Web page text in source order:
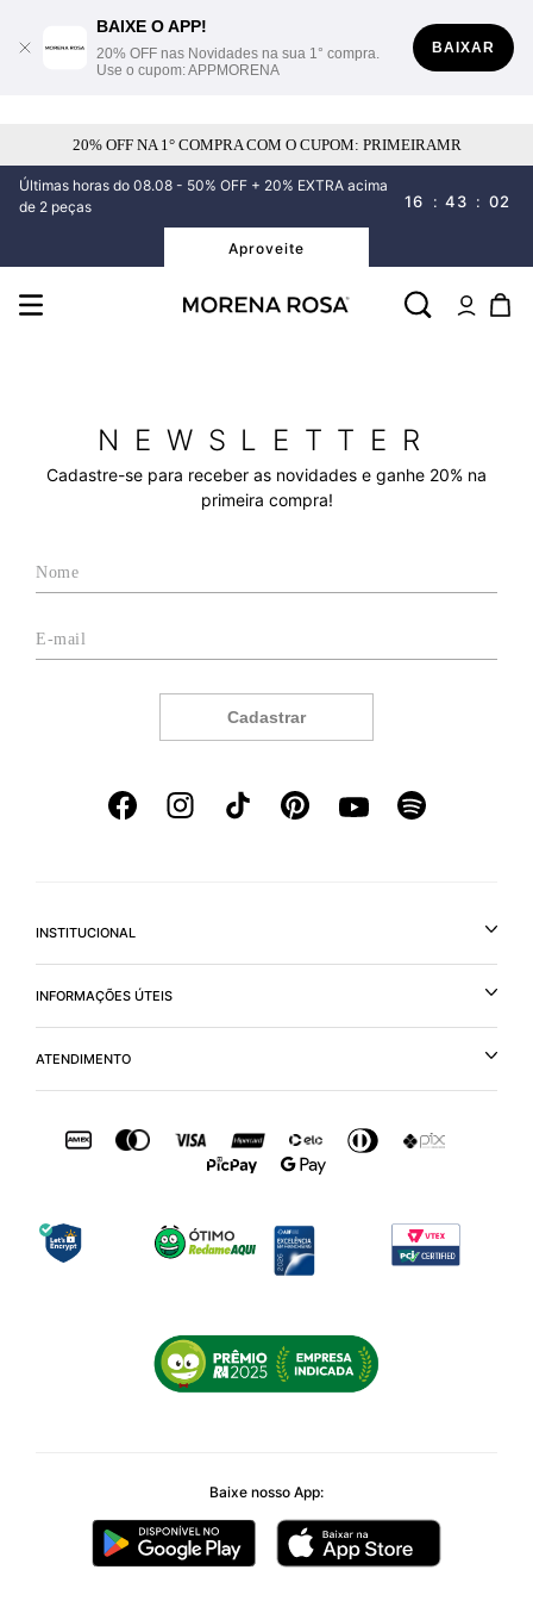
BAIXE O APP!
20% OFF nas Novidades na sua 1° compra.
Use o cupom: APPMORENA
BAIXAR
20% OFF NA 1° COMPRA COM O CUPOM: PRIMEIRAMR
Últimas horas do 08.08 - 50% OFF + 20% EXTRA acima
de 2 peças
16 : 43 : 02
Aproveite
NEWSLETTER
Cadastre-se para receber as novidades e ganhe 20% na
primeira compra!
Cadastrar
INSTITUCIONAL
INFORMAÇÕES ÚTEIS
ATENDIMENTO
Baixe nosso App: